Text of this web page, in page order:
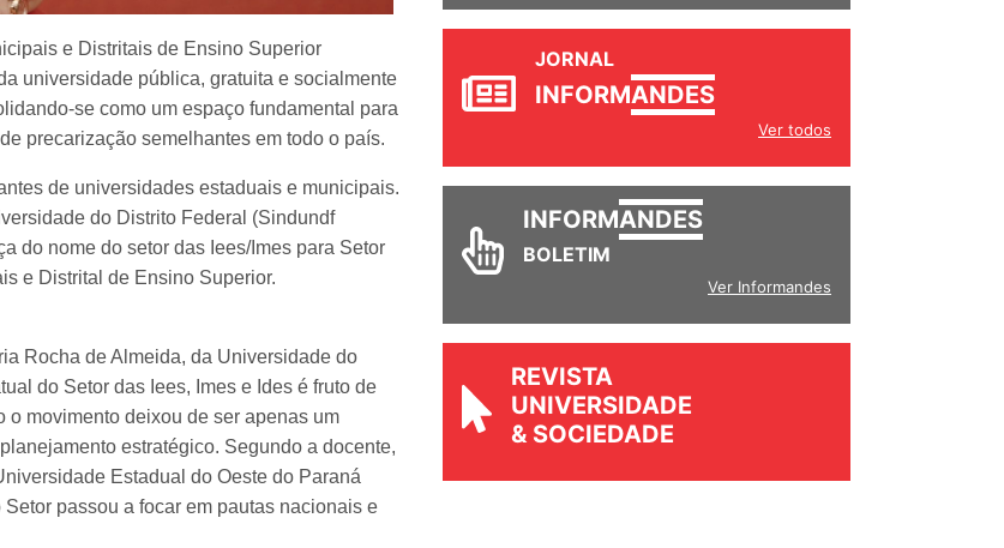
e Distritais de Ensino Superior
universidade pública, gratuita e socialmente
se como um espaço fundamental para
precarização semelhantes em todo o país.
de universidades estaduais e municipais.
do Distrito Federal (Sindundf
do nome do setor das Iees/Imes para Setor
e Distrital de Ensino Superior.
Rocha de Almeida, da Universidade do
do Setor das Iees, Imes e Ides é fruto de
movimento deixou de ser apenas um
estratégico. Segundo a docente,
Estadual do Oeste do Paraná
passou a focar em pautas nacionais e
JORNAL
INFORMANDES
Ver todos
INFORMANDES
BOLETIM
Ver Informandes
REVISTA
UNIVERSIDADE
& SOCIEDADE